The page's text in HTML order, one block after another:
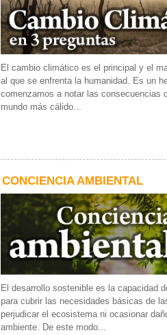
El cambio climático es el principal y el
al que se enfrenta la humanidad. Es un
comenzamos a notar las consecuencias
mundo más cálido...
CONCIENCIA AMBIENTAL
El desarrollo sostenible es la capacidad
para cubrir las necesidades básicas de
perjudicar el ecosistema ni ocasionar
ambiente. De este modo...